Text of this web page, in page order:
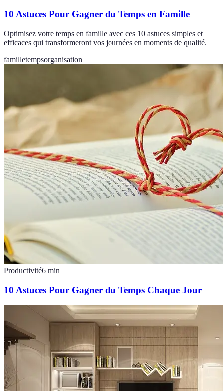
10 Astuces Pour Gagner du Temps en Famille
Optimisez votre temps en famille avec ces 10 astuces simples et
efficaces qui transformeront vos journées en moments de qualité.
familletempsorganisation
Productivité6 min
10 Astuces Pour Gagner du Temps Chaque Jour